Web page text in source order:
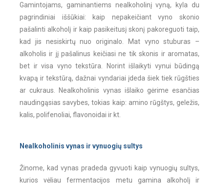
Gamintojams, gaminantiems nealkoholinį vyną, kyla du
pagrindiniai iššūkiai: kaip nepakeičiant vyno skonio
pašalinti alkoholį ir kaip pasikeitusį skonį pakoreguoti taip,
kad jis nesiskirtų nuo originalo. Mat vyno stuburas –
alkoholis ir jį pašalinus keičiasi ne tik skonis ir aromatas,
bet ir visa vyno tekstūra. Norint išlaikyti vynui būdingą
kvapą ir tekstūrą, dažnai vyndariai įdeda šiek tiek rūgšties
ar cukraus. Nealkoholinis vynas išlaiko gėrime esančias
naudingąsias savybes, tokias kaip: amino rūgštys, geležis,
kalis, polifenoliai, flavonoidai ir kt.
Nealkoholinis vynas ir vynuogių sultys
Žinome, kad vynas pradeda gyvuoti kaip vynuogių sultys,
kurios vėliau fermentacijos metu gamina alkoholį ir